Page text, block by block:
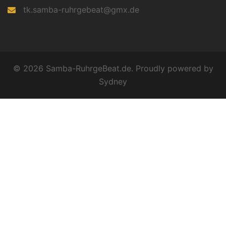
tk.samba-ruhrgebeat@gmx.de
© 2026 Samba-RuhrgeBeat.de. Proudly powered by
Sydney